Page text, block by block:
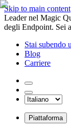
Skip to main content
Leader nel Magic
degli Endpoint. Sei
Stai subendo
Blog
Carriere
Piattaforma